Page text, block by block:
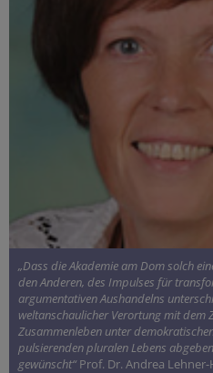
„Dass die Akademie am Dom solch
den Anderen, des Impulses für
argumentativen Aushandelns
weltanschaulicher Verortung mit dem
Zusammenleben unter
pulsierenden pluralen Lebens
gewünscht“Prof. Dr. Andrea